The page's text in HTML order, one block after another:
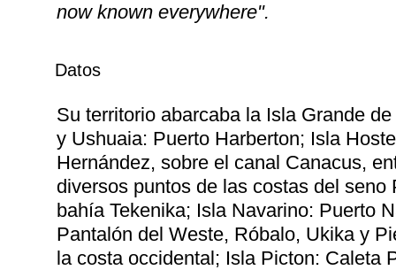
now known everywhere".
Datos
Su territorio abarcaba la Isla Grande
y Ushuaia: Puerto Harberton; Isla
Hernández, sobre el canal Canacus,
diversos puntos de las costas del
bahía Tekenika; Isla Navarino: Puerto
Pantalón del Weste, Róbalo, Ukika y
la costa occidental; Isla Picton: Caleta